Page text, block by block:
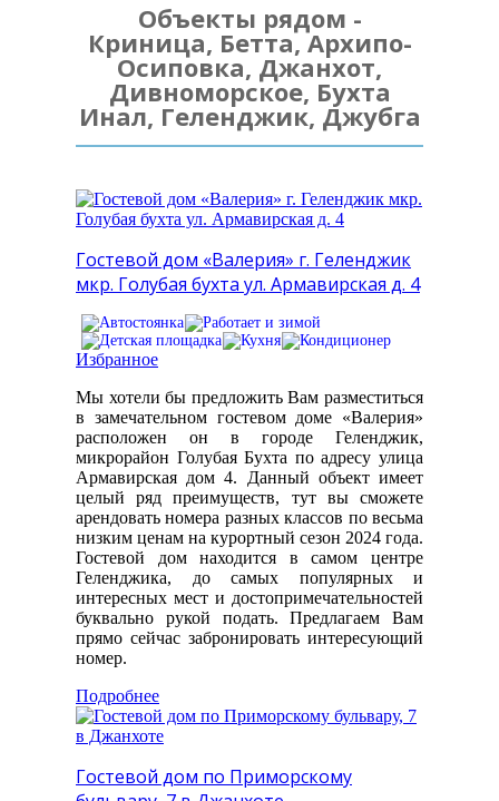
Объекты рядом -
Криница, Бетта, Архипо-
Осиповка, Джанхот,
Дивноморское, Бухта
Инал, Геленджик, Джубга
Гостевой дом «Валерия» г. Геленджик
мкр. Голубая бухта ул. Армавирская д. 4
Избранное
Мы хотели бы предложить Вам разместиться
в замечательном гостевом доме «Валерия»
расположен он в городе Геленджик,
микрорайон Голубая Бухта по адресу улица
Армавирская дом 4. Данный объект имеет
целый ряд преимуществ, тут вы сможете
арендовать номера разных классов по весьма
низким ценам на курортный сезон 2024 года.
Гостевой дом находится в самом центре
Геленджика, до самых популярных и
интересных мест и достопримечательностей
буквально рукой подать. Предлагаем Вам
прямо сейчас забронировать интересующий
номер.
Подробнее
Гостевой дом по Приморскому